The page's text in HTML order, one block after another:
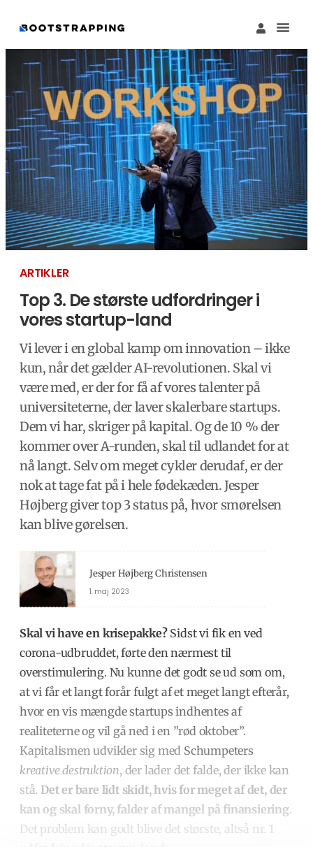
ARTIKLER
Top 3. De største udfordringer i
vores startup-land
Vi lever i en global kamp om innovation – ikke
kun, når det gælder AI-revolutionen. Skal vi
være med, er der for få af vores talenter på
universiteterne, der laver skalerbare startups.
Dem vi har, skriger på kapital. Og de 10 % der
kommer over A-runden, skal til udlandet for at
nå langt. Selv om meget cykler derudaf, er der
nok at tage fat på i hele fødekæden. Jesper
Højberg giver top 3 status på, hvor smørelsen
kan blive gørelsen.
Jesper Højberg Christensen
1. maj 2023
Skal vi have en krisepakke?Sidst vi fik en ved
corona-udbruddet, førte den nærmest til
overstimulering. Nu kunne det godt se ud som om,
at vi får et langt forår fulgt af et meget langt efterår,
hvor en vis mængde startups indhentes af
realiteterne og vil gå ned i en ”rød oktober”.
Kapitalismen udvikler sig med Schumpeters
kreative destruktion, der lader det falde, der ikke kan
stå. Det er bare lidt skidt, hvis for meget af det, der
kan og skal forny, falder af mangel på finansiering.
Det problem kan godt blive det største, altså nr. 1